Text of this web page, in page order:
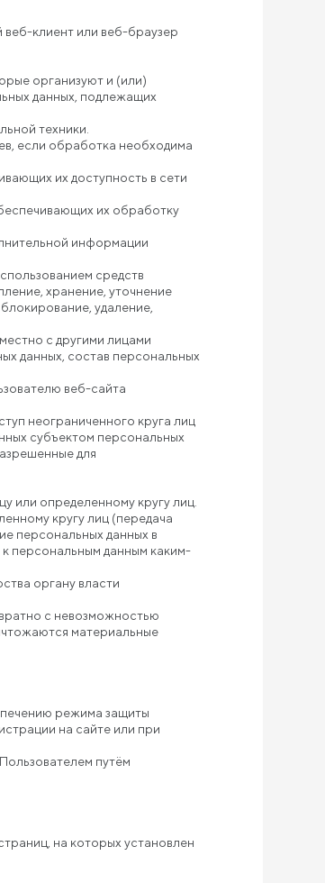
клиент или веб-браузер
организуют и (или)
данных, подлежащих
техники.
если обработка необходима
их доступность в сети
их обработку
информации
средств
хранение, уточнение
удаление,
с другими лицами
данных, состав персональных
веб-сайта
неограниченного круга лиц
субъектом персональных
для
или определенному кругу лиц.
кругу лиц (передача
персональных данных в
персональным данным каким-
органу власти
с невозможностью
материальные
режима защиты
на сайте или при
путём
на которых установлен